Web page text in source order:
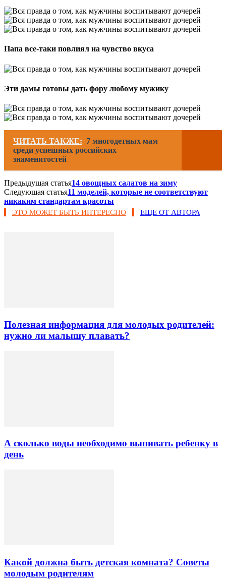
Папа все-таки повлиял на чувство вкуса
Эти дамы готовы дать фору любому мужику
ЧИТАТЬ ТАКЖЕ: 7 многодетных мам
среди успешных российских
знаменитостей
Предыдущая статья14 овощных салатов на зиму
Следующая статья11 моделей, которые не соответствуют
никаким стандартам красоты
ЭТО МОЖЕТ БЫТЬ ИНТЕРЕСНО ЕЩЕ ОТ АВТОРА
Полезная информация для молодых родителей:
нужно ли малышу плавать?
А сколько воды необходимо выпивать ребенку в
день
Какой должна быть детская комната? Советы
молодым родителям